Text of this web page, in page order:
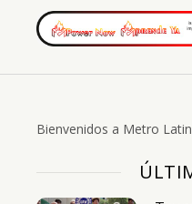
Bienvenidos a Metro